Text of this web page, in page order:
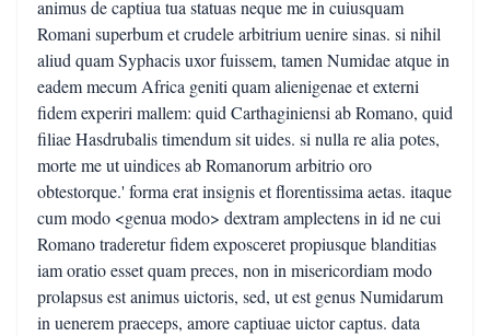
animus de captiua tua statuas neque me in cuiusquam
Romani superbum et crudele arbitrium uenire sinas. si nihil
aliud quam Syphacis uxor fuissem, tamen Numidae atque in
eadem mecum Africa geniti quam alienigenae et externi
fidem experiri mallem: quid Carthaginiensi ab Romano, quid
filiae Hasdrubalis timendum sit uides. si nulla re alia potes,
morte me ut uindices ab Romanorum arbitrio oro
obtestorque.' forma erat insignis et florentissima aetas. itaque
cum modo <genua modo> dextram amplectens in id ne cui
Romano traderetur fidem exposceret propiusque blanditias
iam oratio esset quam preces, non in misericordiam modo
prolapsus est animus uictoris, sed, ut est genus Numidarum
in uenerem praeceps, amore captiuae uictor captus. data